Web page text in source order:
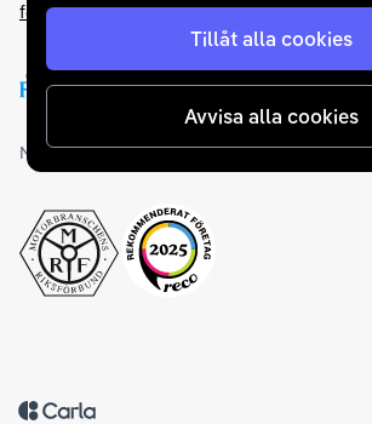
Tillåt alla cookies
Avvisa alla cookies
försäkringar och garantier.
Medlemskap och utmärkelser
Tillbaka till startsidan